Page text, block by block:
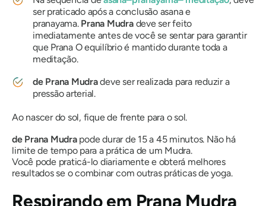
ser praticado após a conclusão asanae
pranayama. Prana Mudra deve ser feito
imediatamente antes de você se sentar para garantir
que Prana O equilíbrio é mantido durante toda a
meditação.
de Prana Mudradeve ser realizada para reduzir a
pressão arterial.
Ao nascer do sol, fique de frente para o sol.
de Prana Mudrapode durar de 15 a 45 minutos. Não há
limite de tempo para a prática de um Mudra.
Você pode praticá-lo diariamente e obterá melhores
resultados se o combinar com outras práticas de yoga.
Respirando em Prana Mudra